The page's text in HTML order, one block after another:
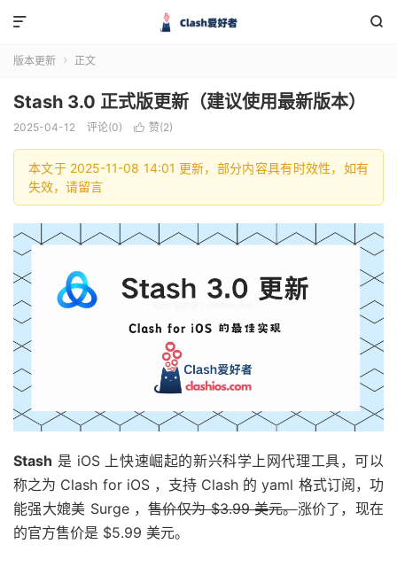


版本更新  正文
Stash 3.0 正式版更新（建议使用最新版本）
2025-04-12 评论(0)  赞(2)
本文于 2025-11-08 14:01 更新，部分内容具有时效性，如有
失效，请留言
Stash 是 iOS 上快速崛起的新兴科学上网代理工具，可以
称之为 Clash for iOS ，支持 Clash 的 yaml 格式订阅，功
能强大媲美 Surge ，售价仅为 $3.99 美元。涨价了，现在
的官方售价是 $5.99 美元。